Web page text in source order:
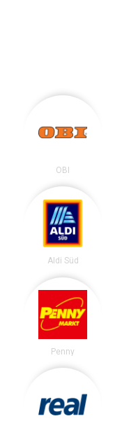
OBI
Aldi Süd
Penny